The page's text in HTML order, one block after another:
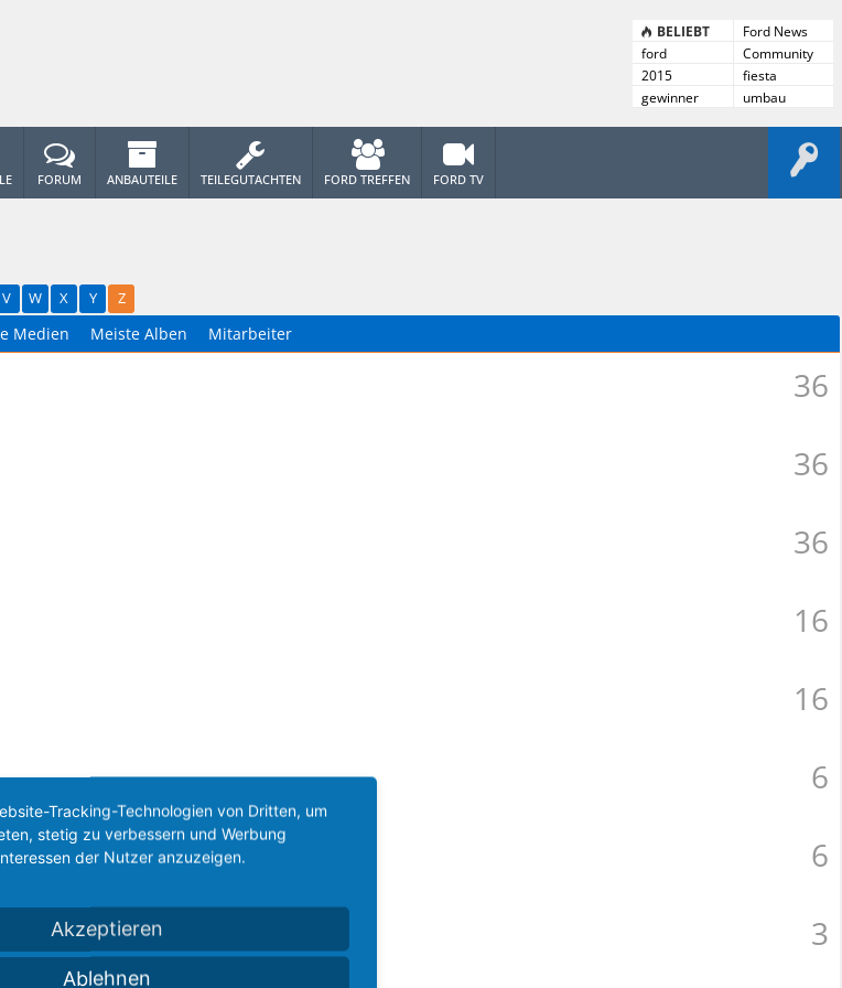
V W X Y Z
Medien Meiste Alben Mitarbeiter
36
36
36
16
16
6
6
3
BELIEBT
Ford News
ford
Community
News
2015
fiesta
gewinner
umbau
FORUM ANBAUTEILE TEILEGUTACHTEN FORD TREFFEN FORD TV
Tracking-Technologien von Dritten, um
stetig zu verbessern und Werbung
der Nutzer anzuzeigen.
Akzeptieren
Ablehnen